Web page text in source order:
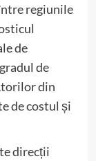
regiunile
de
de
din
de costul și
direcții